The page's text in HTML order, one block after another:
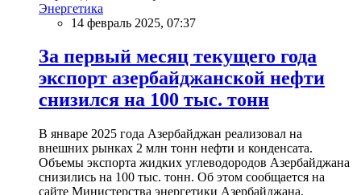
Энергетика
14 февраль 2025, 07:37
За первый месяц текущего года
экспорт азербайджанской нефти
снизился на 100 тыс. тонн
В январе 2025 года Азербайджан реализовал на
внешних рынках 2 млн тонн нефти и конденсата.
Объемы экспорта жидких углеводородов Азербайджана
снизились на 100 тыс. тонн. Об этом сообщается на
сайте Министерства энергетики Азербайджана.